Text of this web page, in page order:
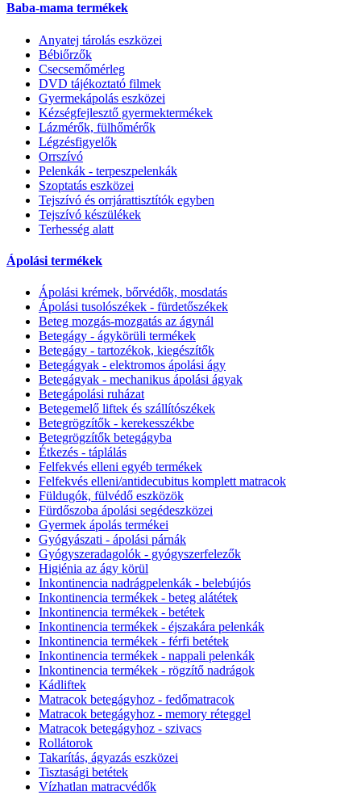
Baba-mama termékek
Anyatej tárolás eszközei
Bébiőrzők
Csecsemőmérleg
DVD tájékoztató filmek
Gyermekápolás eszközei
Kézségfejlesztő gyermektermékek
Lázmérők, fülhőmérők
Légzésfigyelők
Orrszívó
Pelenkák - terpeszpelenkák
Szoptatás eszközei
Tejszívó és orrjárattisztítók egyben
Tejszívó készülékek
Terhesség alatt
Ápolási termékek
Ápolási krémek, bőrvédők, mosdatás
Ápolási tusolószékek - fürdetőszékek
Beteg mozgás-mozgatás az ágynál
Betegágy - ágykörüli termékek
Betegágy - tartozékok, kiegészítők
Betegágyak - elektromos ápolási ágy
Betegágyak - mechanikus ápolási ágyak
Betegápolási ruházat
Betegemelő liftek és szállítószékek
Betegrögzítők - kerekesszékbe
Betegrögzítők betegágyba
Étkezés - táplálás
Felfekvés elleni egyéb termékek
Felfekvés elleni/antidecubitus komplett matracok
Füldugók, fülvédő eszközök
Fürdőszoba ápolási segédeszközei
Gyermek ápolás termékei
Gyógyászati - ápolási párnák
Gyógyszeradagolók - gyógyszerfelezők
Higiénia az ágy körül
Inkontinencia nadrágpelenkák - belebújós
Inkontinencia termékek - beteg alátétek
Inkontinencia termékek - betétek
Inkontinencia termékek - éjszakára pelenkák
Inkontinencia termékek - férfi betétek
Inkontinencia termékek - nappali pelenkák
Inkontinencia termékek - rögzítő nadrágok
Kádliftek
Matracok betegágyhoz - fedőmatracok
Matracok betegágyhoz - memory réteggel
Matracok betegágyhoz - szivacs
Rollátorok
Takarítás, ágyazás eszközei
Tisztasági betétek
Vízhatlan matracvédők